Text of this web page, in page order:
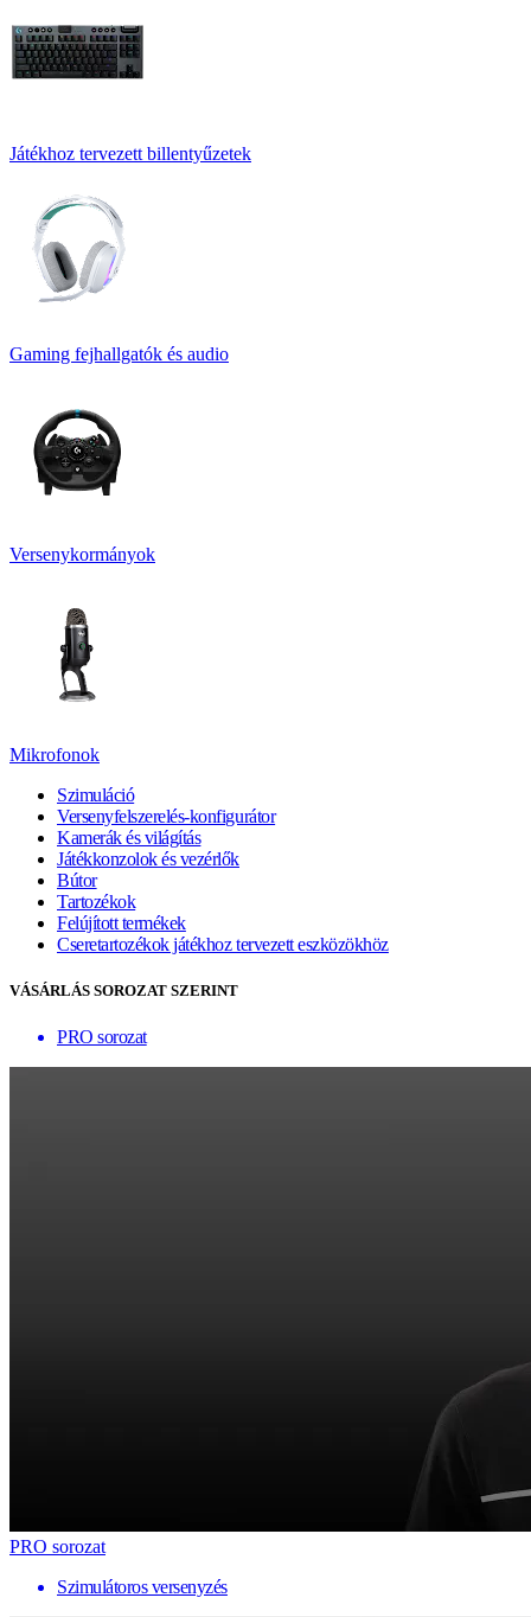
Játékhoz tervezett billentyűzetek
Gaming fejhallgatók és audio
Versenykormányok
Mikrofonok
Szimuláció
Versenyfelszerelés-konfigurátor
Kamerák és világítás
Játékkonzolok és vezérlők
Bútor
Tartozékok
Felújított termékek
Cseretartozékok játékhoz tervezett eszközökhöz
VÁSÁRLÁS SOROZAT SZERINT
PRO sorozat
PRO sorozat
Szimulátoros versenyzés